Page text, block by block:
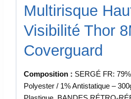
Multirisque
Visibilité Thor
Coverguard
Composition : SERGÉ FR:
Polyester / 1% Antistatique –